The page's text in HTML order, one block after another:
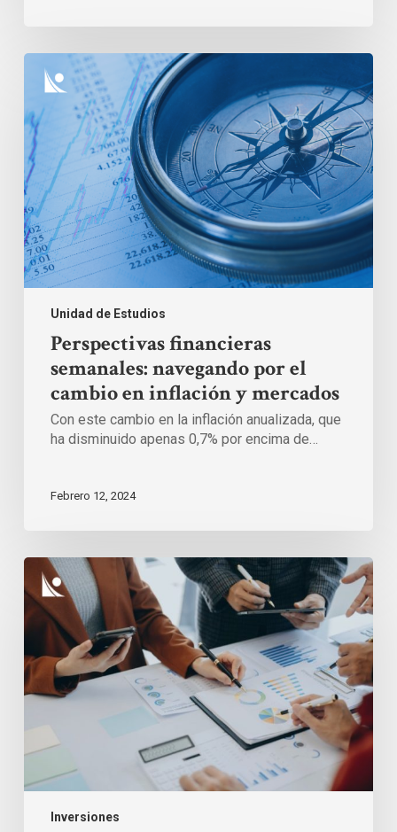
Unidad de Estudios
Perspectivas
financieras
semanales:
navegando
por
el
cambio
en
inflación
y
mercados
Perspectivas financieras
semanales: navegando por el
cambio en inflación y mercados
Con este cambio en la inflación anualizada, que
ha disminuido apenas 0,7% por encima de…
Febrero 12, 2024
Inversiones
Cuáles
son
los
mejores
fondos
inversión
en
2024